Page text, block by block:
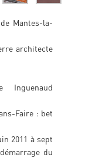
Mantes-la-
architecte
Faire : bet
2011 à sept
du